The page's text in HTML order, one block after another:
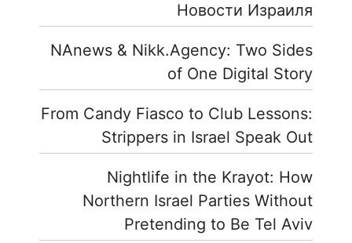
Новости Израиля
NAnews & Nikk.Agency: Two Sides
of One Digital Story
From Candy Fiasco to Club Lessons:
Strippers in Israel Speak Out
Nightlife in the Krayot: How
Northern Israel Parties Without
Pretending to Be Tel Aviv